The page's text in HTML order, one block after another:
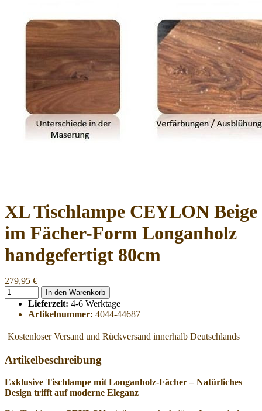
XL Tischlampe CEYLON Beige
im Fächer-Form Longanholz
handgefertigt 80cm
279,95 €
In den Warenkorb
Lieferzeit: 4-6 Werktage
Artikelnummer: 4044-44687
Kostenloser Versand und Rückversand innerhalb Deutschlands
Artikelbeschreibung
Exklusive Tischlampe mit Longanholz-Fächer – Natürliches
Design trifft auf moderne Eleganz